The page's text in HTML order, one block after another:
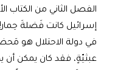
الفصل الثاني من الكتاب
إسرائيل كانت فَضلةَ
في دولة الاحتلال هو
عبثيّةٍ، فقد كان يمكن أن